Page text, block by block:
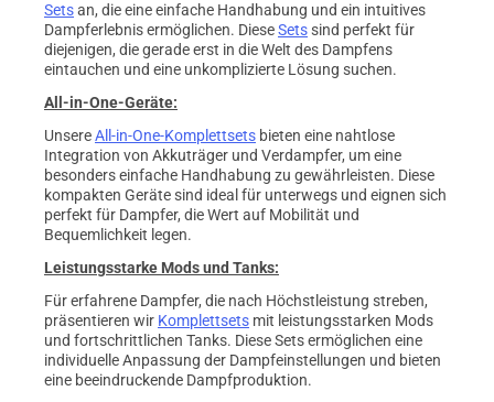
Setsan, die eine einfache Handhabung und ein intuitives
Dampferlebnis ermöglichen. DieseSetssind perfekt für
diejenigen, die gerade erst in die Welt des Dampfens
eintauchen und eine unkomplizierte Lösung suchen.
All-in-One-Geräte:
UnsereAll-in-One-Komplettsets bieten eine nahtlose
Integration von Akkuträger und Verdampfer, um eine
besonders einfache Handhabung zu gewährleisten. Diese
kompakten Geräte sind ideal für unterwegs und eignen sich
perfekt für Dampfer, die Wert auf Mobilität und
Bequemlichkeit legen.
Leistungsstarke Mods und Tanks:
Für erfahrene Dampfer, die nach Höchstleistung streben,
präsentieren wir Komplettsets mit leistungsstarken Mods
und fortschrittlichen Tanks. Diese Sets ermöglichen eine
individuelle Anpassung der Dampfeinstellungen und bieten
eine beeindruckende Dampfproduktion.